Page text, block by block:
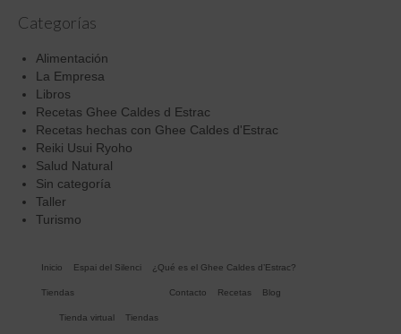
Categorías
Alimentación
La Empresa
Libros
Recetas Ghee Caldes d Estrac
Recetas hechas con Ghee Caldes d'Estrac
Reiki Usui Ryoho
Salud Natural
Sin categoría
Taller
Turismo
Inicio Espai del Silenci ¿Qué es el Ghee Caldes d’Estrac?
Tiendas
Tienda virtual Tiendas
Contacto Recetas Blog